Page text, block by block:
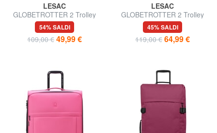
LESAC
GLOBETROTTER 2 Trolley
misura media
54% SALDI
109,00 € 49,99 €
LESAC
GLOBETROTTER 2 Trolley
misura grande
45% SALDI
119,00 € 64,99 €